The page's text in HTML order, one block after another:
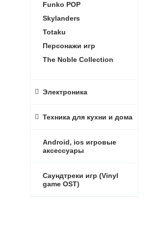
Funko POP
Skylanders
Totaku
Персонажи игр
The Noble Collection
Электроника
Техника для кухни и дома
Android, ios игровые
аксессуары
Саундтреки игр (Vinyl
game OST)